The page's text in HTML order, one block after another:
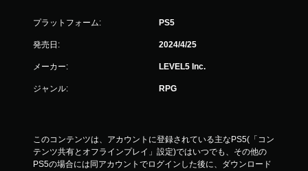
プラットフォーム: PS5
発売日: 2024/4/25
メーカー: LEVEL5 Inc.
ジャンル: RPG
このコンテンツは、アカウントに登録されている主なPS5(「コン
テンツ共有とオフラインプレイ」設定)ではいつでも、その他の
PS5の場合には同アカウントでログインした後に、ダウンロード